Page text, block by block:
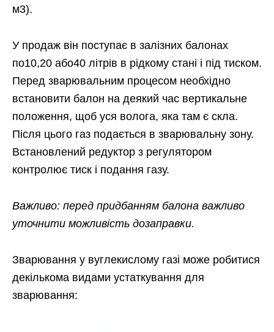
м3).
У продаж він поступає в залізних балонах
по10,20 або40 літрів в рідкому стані і під тиском.
Перед зварювальним процесом необхідно
встановити балон на деякий час вертикальне
положення, щоб уся волога, яка там є скла.
Після цього газ подається в зварювальну зону.
Встановлений редуктор з регулятором
контролює тиск і подання газу.
Важливо: перед придбанням балона важливо
уточнити можливість дозаправки.
Зварювання у вуглекислому газі може робитися
декількома видами устаткування для
зварювання: